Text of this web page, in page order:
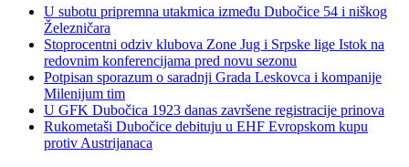
U subotu pripremna utakmica između Dubočice 54 i niškog
Železničara
Stoprocentni odziv klubova Zone Jug i Srpske lige Istok na
redovnim konferencijama pred novu sezonu
Potpisan sporazum o saradnji Grada Leskovca i kompanije
Milenijum tim
U GFK Dubočica 1923 danas završene registracije prinova
Rukometaši Dubočice debituju u EHF Evropskom kupu
protiv Austrijanaca